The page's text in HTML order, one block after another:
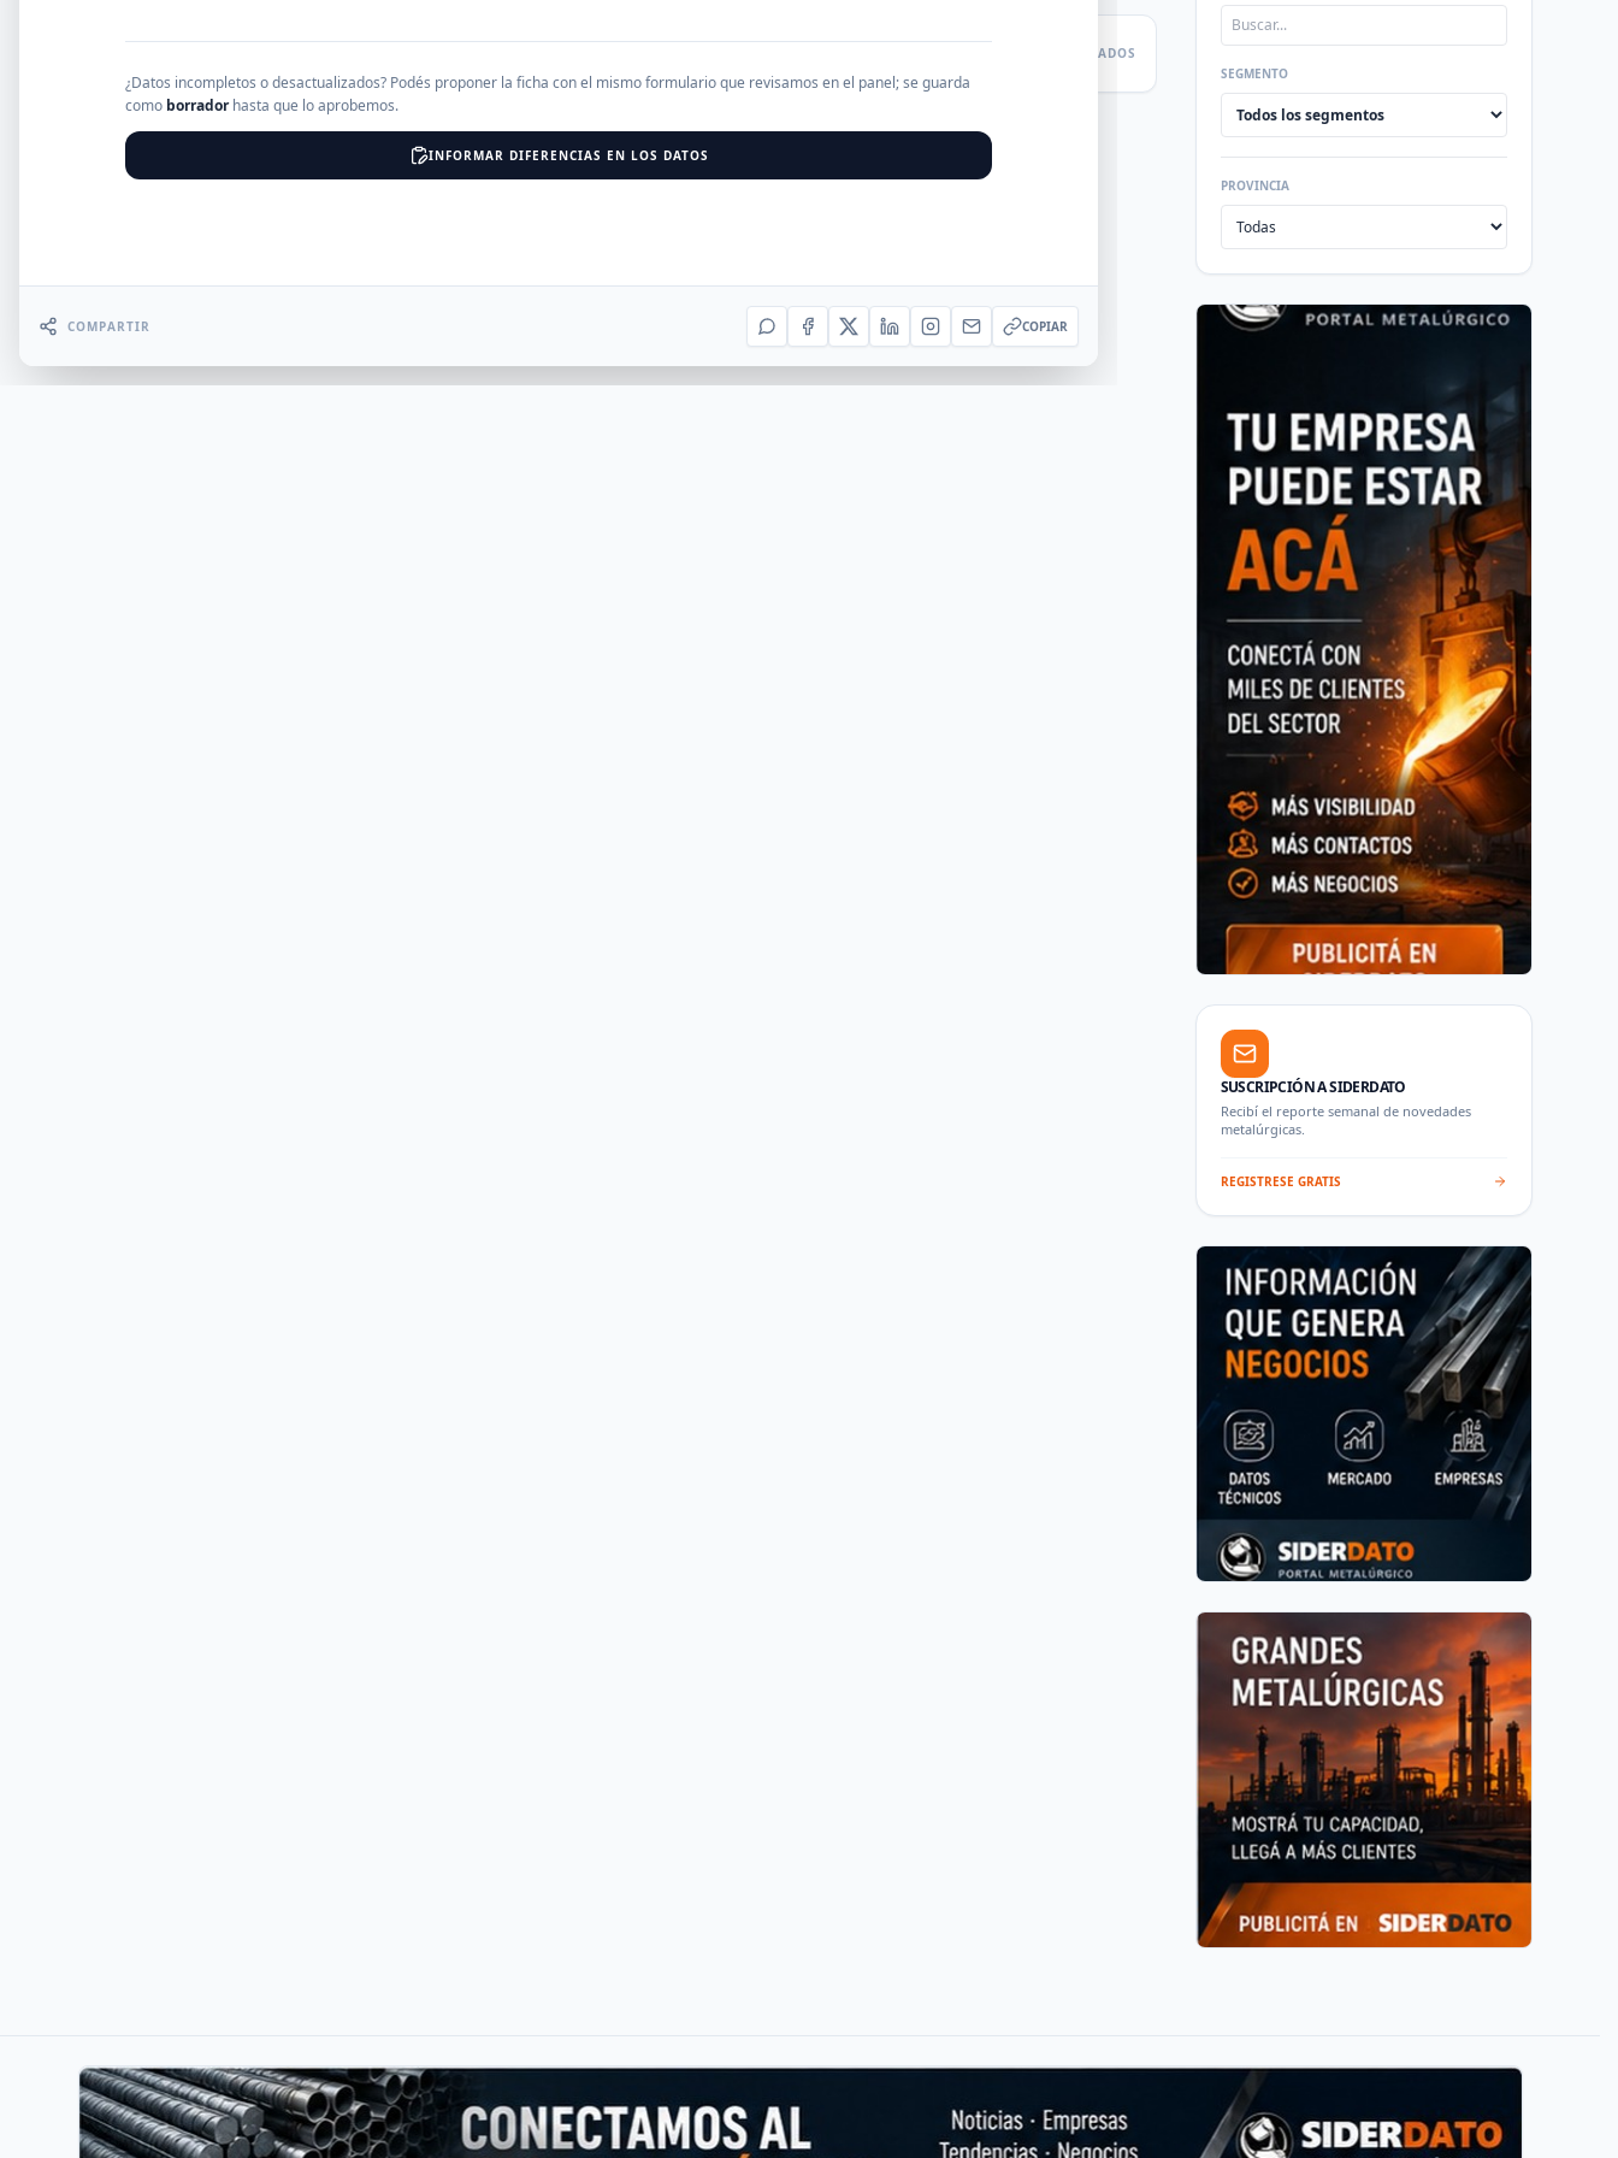
EMPRESAS RESULTADOS
Error al cargar empresas.
SEGMENTO
PROVINCIA
SUSCRIPCIÓN A SIDERDATO
Recibí el reporte semanal de novedades
metalúrgicas.
REGISTRESE GRATIS
¿Datos incompletos o desactualizados? Podés proponer la ficha con el mismo formulario que revisamos en el panel; se guarda
como borradorhasta que lo aprobemos.
INFORMAR DIFERENCIAS EN LOS DATOS
COMPARTIR COPIAR